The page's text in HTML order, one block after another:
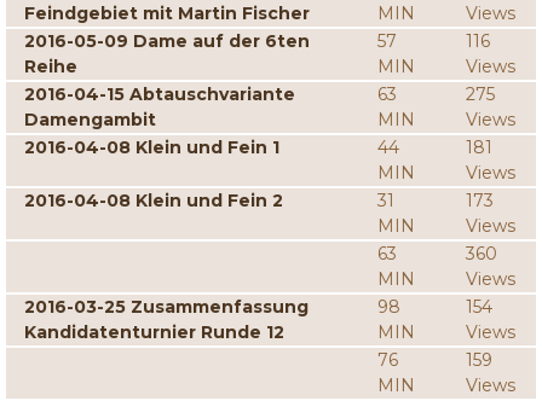
Feindgebiet mit Martin Fischer
MIN
Views
2016-05-09 Dame auf der 6ten
Reihe
57
MIN
116
Views
2016-04-15 Abtauschvariante
Damengambit
63
MIN
275
Views
2016-04-08 Klein und Fein 1
44
MIN
181
Views
2016-04-08 Klein und Fein 2
31
MIN
173
Views
63
MIN
360
Views
2016-03-25 Zusammenfassung
Kandidatenturnier Runde 12
98
MIN
154
Views
76
MIN
159
Views